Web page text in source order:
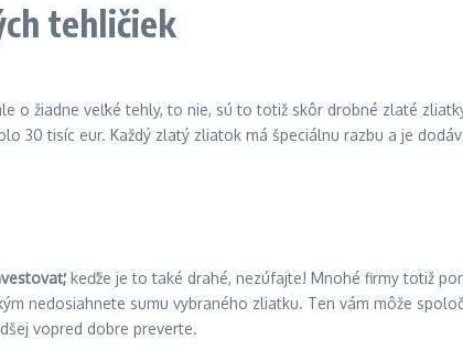
tehličiek
žiadne veľké tehly, to nie, sú to totiž skôr drobné zlaté
30 tisíc eur. Každý zlatý zliatok má špeciálnu razbu a je
keďže je to také drahé, nezúfajte! Mnohé firmy totiž
nedosiahnete sumu vybraného zliatku. Ten vám môže
vopred dobre preverte.